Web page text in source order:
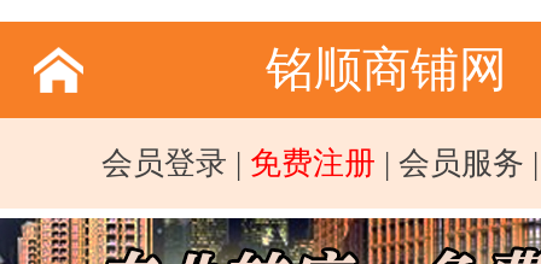
铭顺商铺网
会员登录 | 免费注册 | 会员服务